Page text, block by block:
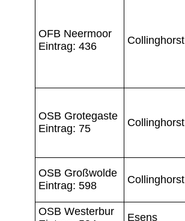
OFB Neermoor
Eintrag: 436
Collinghorst
OSB Grotegaste
Eintrag: 75
Collinghorst
OSB Großwolde
Eintrag: 598
Collinghorst
OSB Westerbur
Esens